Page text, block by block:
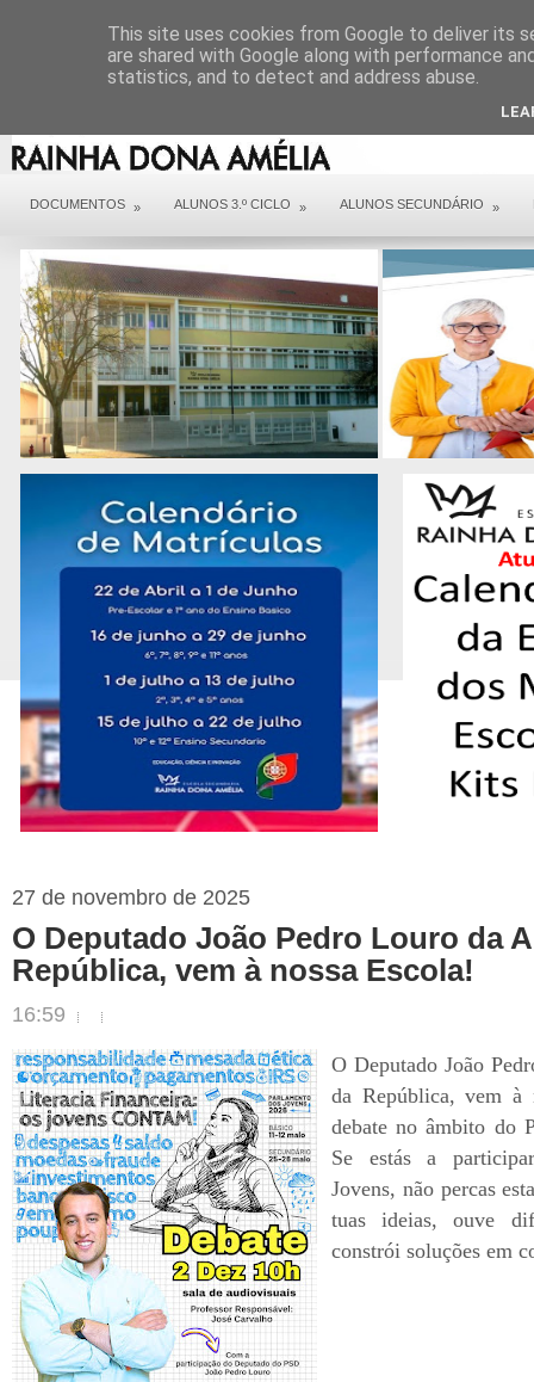
DOCUMENTOS » ALUNOS 3.º CICLO » ALUNOS SECUNDÁRIO »
27 de novembro de 2025
O Deputado João Pedro Louro da
República, vem à nossa Escola!
16:59
O Deputado João
da República, vem à
debate no âmbito do
Se estás a
Jovens, não percas
tuas ideias, ouve
constrói soluções em
This site uses cookies from Google to deliver its
are shared with Google along with performance
statistics, and to detect and address abuse.